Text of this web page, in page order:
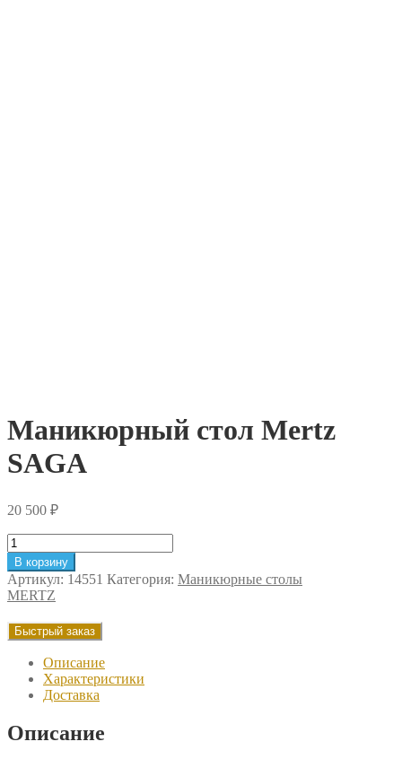
Маникюрный стол Mertz
SAGA
20 500 ₽
Количество
товара
Маникюрный
стол
Mertz
SAGA
В корзину
Артикул: 14551 Категория: Маникюрные столы
MERTZ
Быстрый заказ
Описание
Характеристики
Доставка
Описание